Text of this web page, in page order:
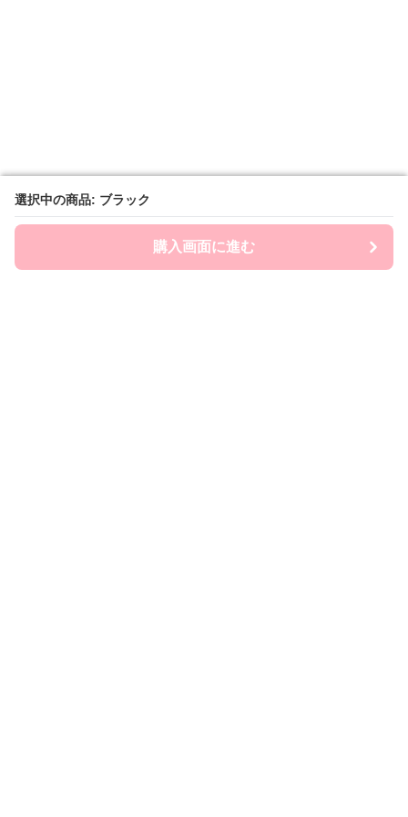
選択中の商品: ブラック
購入画面に進む
選択中の商品: ブラック
購入画面に進む